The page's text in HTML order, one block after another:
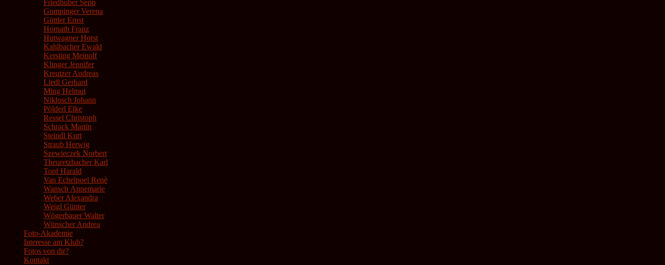
Friedhuber Sepp
Gumpinger Verena
Güttler Ernst
Hornath Franz
Hutwagner Horst
Kahlbacher Ewald
Kersting Meinolf
Klinger Jennifer
Kreutzer Andreas
Liedl Gerhard
Ming Helmut
Niklosch Johann
Pölderl Elke
Ressel Christoph
Schrack Martin
Steindl Kurt
Straub Herwig
Szewieczek Norbert
Theuretzbacher Karl
Topf Harald
Van Echelpoel Renè
Wansch Annemarie
Weber Alexandra
Weigl Günter
Wögerbauer Walter
Wünscher Andrea
Foto-Akademie
Interesse am Klub?
Fotos von dir?
Kontakt